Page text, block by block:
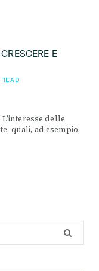
E
delle
quali, ad esempio,